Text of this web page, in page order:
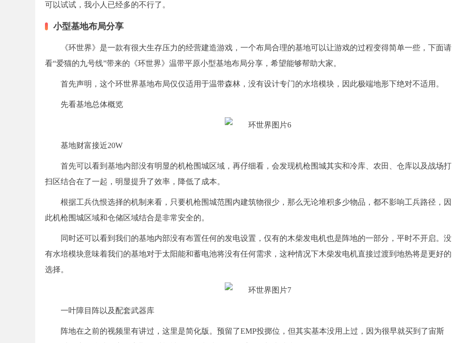
可以试试，我小人已经多的不行了。
小型基地布局分享
《环世界》是一款有很大生存压力的经营建造游戏，一个布局合理的基地可以让游戏的过程变得简单一些，下面请
看“爱猫的九号线”带来的《环世界》温带平原小型基地布局分享，希望能够帮助大家。
首先声明，这个环世界基地布局仅仅适用于温带森林，没有设计专门的水培模块，因此极端地形下绝对不适用。
先看基地总体概览
基地财富接近20W
首先可以看到基地内部没有明显的机枪围城区域，再仔细看，会发现机枪围城其实和冷库、农田、仓库以及战场打
扫区结合在了一起，明显提升了效率，降低了成本。
根据工兵仇恨选择的机制来看，只要机枪围城范围内建筑物很少，那么无论堆积多少物品，都不影响工兵路径，因
此机枪围城区域和仓储区域结合是非常安全的。
同时还可以看到我们的基地内部没有布置任何的发电设置，仅有的木柴发电机也是阵地的一部分，平时不开启。没
有水培模块意味着我们的基地对于太阳能和蓄电池将没有任何需求，这种情况下木柴发电机直接过渡到地热将是更好的
选择。
一叶障目阵以及配套武器库
阵地在之前的视频里有讲过，这里是简化版。预留了EMP投掷位，但其实基本没用上过，因为很早就买到了宙斯